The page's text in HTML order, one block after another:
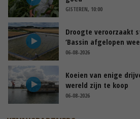
GISTEREN, 10:00
Droogte veroorzaakt
‘Bassin afgelopen
06-08-2026
Koeien van enige
wereld zijn te koop
06-08-2026